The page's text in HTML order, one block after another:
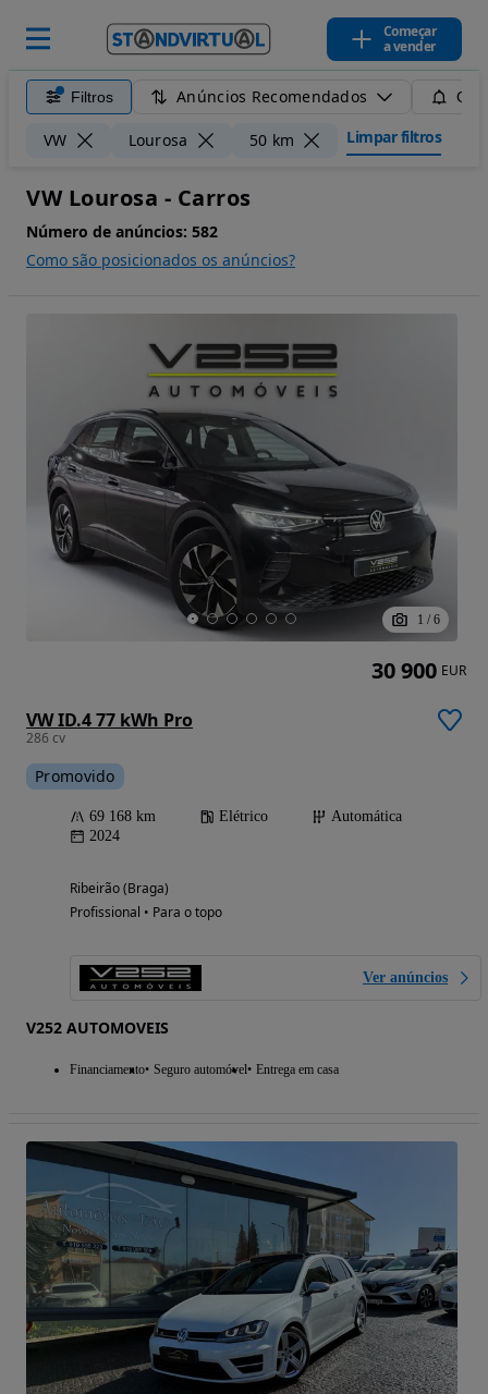
Começar
a vender
Filtros Anúncios Recomendados
VW Lourosa 50 km Limpar filtros
VW Lourosa - Carros
Número de anúncios: 582
Como são posicionados os anúncios?
1 / 6
VW ID.4 77 kWh Pro
286 cv
Promovido
69 168 km Elétrico
Automática
2024
Ribeirão (Braga)
Profissional • Para o topo
Ver anúncios
V252 AUTOMOVEIS
Financiamento Seguro automóvel Entrega em casa
30 900 EUR